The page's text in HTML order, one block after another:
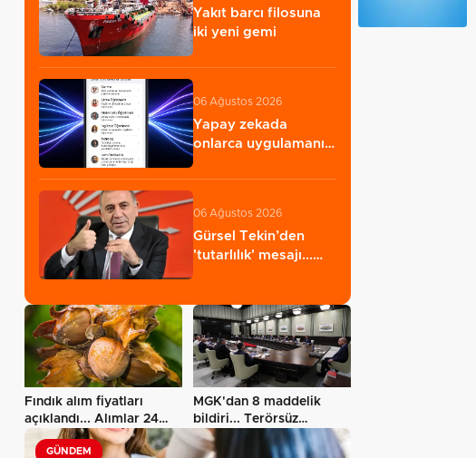
Yakıt barcı filosuna
iki yeni gemi
06 Ağustos 2026
Yapay zekada
onlarca uygulamanın
06 Ağustos 2026
Gürsel Tekin’den
'tutarlılık' mesajı...
Fındık alım fiyatları
açıklandı... Alımlar 24
Ağustos'ta…
MGK'dan 8 maddelik
bildiri... Terörsüz
Türkiye, bölgesel…
GÜNDEM